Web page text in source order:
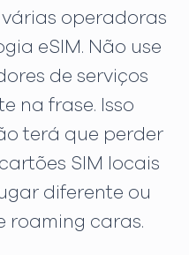
operadoras
eSIM. Não use
de serviços
na frase. Isso
terá que perder
SIM locais
diferente ou
roaming caras.